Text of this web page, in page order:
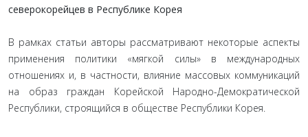
северокорейцев в Республике Корея
В рамках статьи авторы рассматривают некоторые аспекты
применения политики «мягкой силы» в международных
отношениях и, в частности, влияние массовых коммуникаций
на образ граждан Корейской Народно-Демократической
Республики, строящийся в обществе Республики Корея.